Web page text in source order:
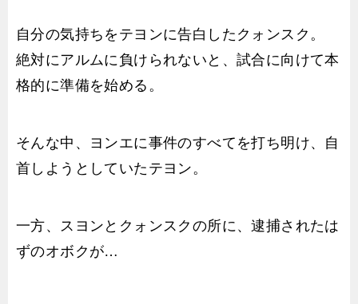
自分の気持ちをテヨンに告白したクォンスク。
絶対にアルムに負けられないと、試合に向けて本
格的に準備を始める。
そんな中、ヨンエに事件のすべてを打ち明け、自
首しようとしていたテヨン。
一方、スヨンとクォンスクの所に、逮捕されたは
ずのオボクが…